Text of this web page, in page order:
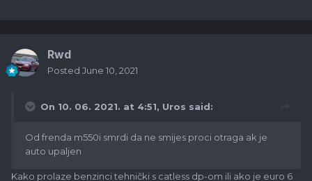
Rwd
Posted June 10, 2021
On 10. 06. 2021. at 4:51, Uros said:
Od frenda m550i smrdi da ne smijes proci otraga ak je
auto upaljen
Kako prolaze benzinci tehnički s catless dp-om ili ako je euro 6